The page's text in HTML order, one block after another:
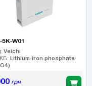
5K-W01
Veichi
Lithium-iron phosphate
грн